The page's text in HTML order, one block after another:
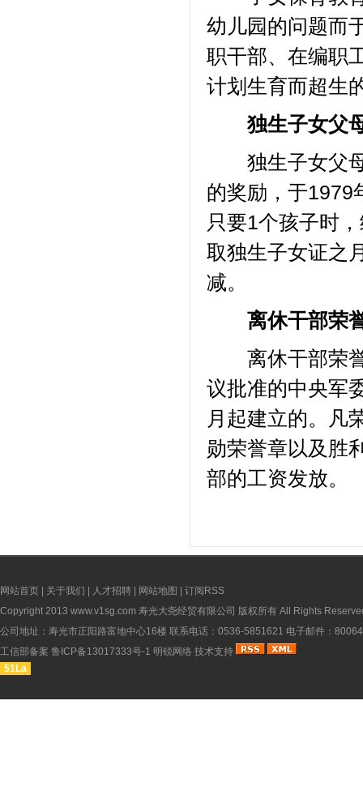
幼儿园的问题而
职干部、在编职
计划生育而超生
独生子女父
独生子女父母
的奖励，于1979
只要1个孩子时
取独生子女证之
减。
离休干部荣
离休干部荣誉
议批准的中央军
月起建立的。凡
勋荣誉章以及胜
部的工资发放。
网站首页 关于我们 人才招聘 网站地图
订阅RSS
Copyright 2013 www.v1sg.com 寿光大尧经贸有限公司 版权所有 All Rights
公司地址：寿光市正阳路富地中心16楼 联系电话：0536-5851621 电子邮件：
工信部备案 鲁ICP备13017333号-1 明锐网络 技术支持
51La